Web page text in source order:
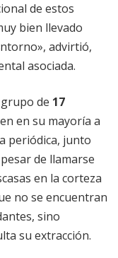
de estos
bien llevado
advirtió,
asociada.
de 17
en su mayoría a
periódica, junto
pesar de llamarse
en la corteza
no se encuentran
sino
su extracción.